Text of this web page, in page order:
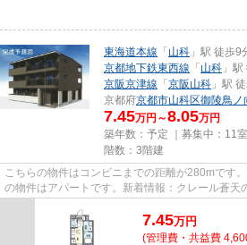
東海道本線 「 山科 」駅 徒歩9
京都地下鉄東西線 「 山科 」
京阪京津線 「 京阪山科 」駅
京都府京都市山科区御陵鳥ノ
7.45万円～8.05万円
築年数：予定 ｜募集中： 11室
階数：3階建
こちらの物件はコンビニまでの距離が280mです
の物件はアパートです。新着情報：クレール蒼天
7.45万円
(管理費・共益費